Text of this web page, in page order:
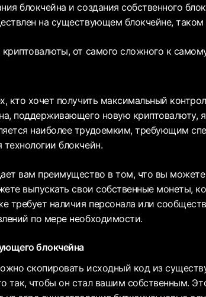
блокчейна и создания собственного
на существующем блокчейне, таком
от самого сложного к
кто хочет получить максимальный
поддерживающего новую криптовалюту,
наиболее трудоемким, требующим
блокчейн.
вам преимущество в том, что вы можете
выпускать свои собственные монеты,
требует наличия персонала или
по мере необходимости.
блокчейна
скопировать исходный код из
так, чтобы он стал вашим собственным.